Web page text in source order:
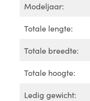
Modeljaar:
Totale lengte:
Totale breedte:
Totale hoogte:
Ledig gewicht: